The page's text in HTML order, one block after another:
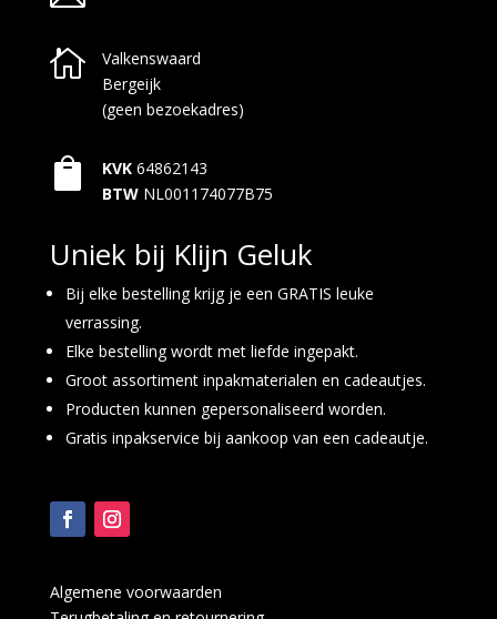

Valkenswaard
Bergeijk
(geen bezoekadres)
 KVK 64862143
BTW NL001174077B75
Uniek bij Klijn Geluk
Bij elke bestelling krijg je een GRATIS leuke
verrassing.
Elke bestelling wordt met liefde ingepakt.
Groot assortiment inpakmaterialen en cadeautjes.
Producten kunnen gepersonaliseerd worden.
Gratis inpakservice bij aankoop van een cadeautje.
Algemene voorwaarden